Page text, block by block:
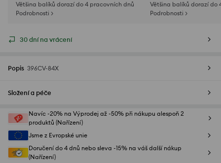
Většina balíků dorazí do 4 pracovních dnů
Podrobnosti >
Většina balíků dorazí do
Podrobnosti >
30 dní na vrácení
Popis 396CV-84X
Složení a péče
Navíc -20% na Výprodej až -50% při nákupu alespoň 2
produktů (Nařízení)
Jsme z Evropské unie
Doručení do 4 dnů nebo sleva -15% na váš další nákup
(Nařízení)